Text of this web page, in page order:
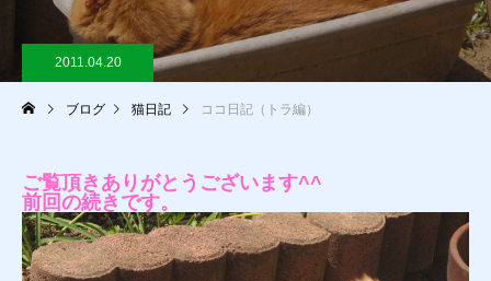
2011.04.20
ブログ 猫日記 ココ日記（トラ編）
ご覧頂きありがとうございます^^
前回の続きです。